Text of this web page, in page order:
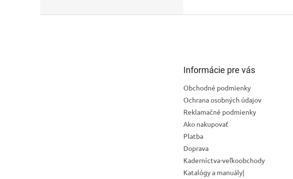
Informácie pre vás
Obchodné podmienky
Ochrana osobných údajov
Reklamačné podmienky
Ako nakupovať
Platba
Doprava
Kaderníctva-veľkoobchody
Katalógy a manuály|